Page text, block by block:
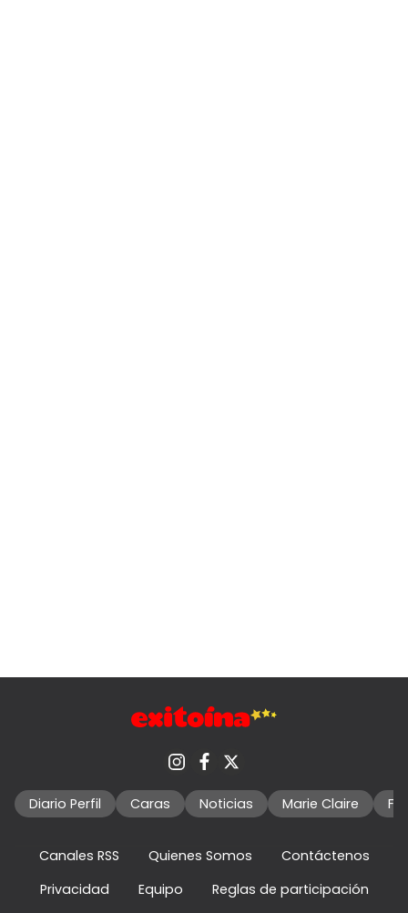
Diario Perfil Caras Noticias Marie Claire
Canales RSS Quienes Somos
Contáctenos
Privacidad
Equipo Reglas de participación